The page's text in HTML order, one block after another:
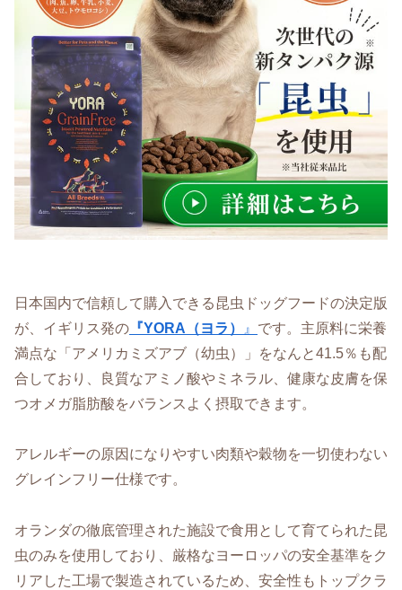
日本国内で信頼して購入できる昆虫ドッグフードの決定版
が、イギリス発の 『YORA（ヨラ） 』 です。主原料に栄養
満点な「アメリカミズアブ（幼虫）」をなんと41.5％も配
合しており、良質なアミノ酸やミネラル、健康な皮膚を保
つオメガ脂肪酸をバランスよく摂取できます。
アレルギーの原因になりやすい肉類や穀物を一切使わない
グレインフリー仕様です。
オランダの徹底管理された施設で食用として育てられた昆
虫のみを使用しており、厳格なヨーロッパの安全基準をク
リアした工場で製造されているため、安全性もトップクラ